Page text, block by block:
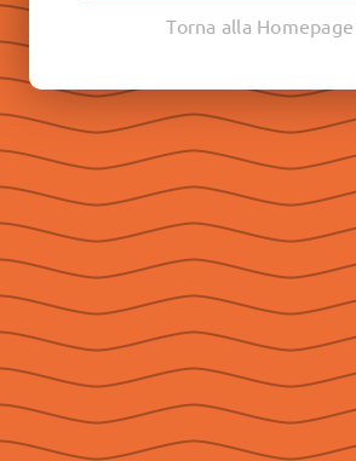
Torna alla
Don Renato Ziggiotti
Le Raccolte
Don Egidio Viganò
Don Juan E. Vecchi
Don Pasqual V. Chavez
Don Ángel F. Artime
Don Fabio Attard
Social
Seguici su Facebook
Seguici su Instagram
Seguici su YouTube